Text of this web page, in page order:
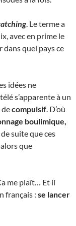
. Le terme a
avec en prime le
dans quel pays ce
idées ne
s’apparente à un
decompulsif . D’où
boulimique,
suite que ces
que
me plaît… Et il
français : se lancer